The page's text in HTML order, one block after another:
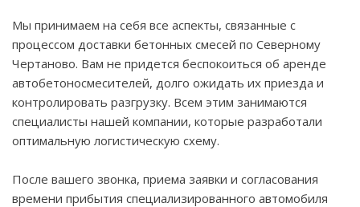
Мы принимаем на себя все аспекты, связанные с
процессом доставки бетонных смесей по Северному
Чертаново. Вам не придется беспокоиться об аренде
автобетоносмесителей, долго ожидать их приезда и
контролировать разгрузку. Всем этим занимаются
специалисты нашей компании, которые разработали
оптимальную логистическую схему.
После вашего звонка, приема заявки и согласования
времени прибытия специализированного автомобиля